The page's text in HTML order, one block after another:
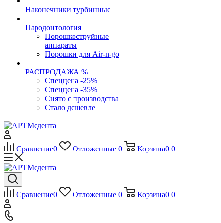
Наконечники турбинные
Пародонтология
Порошкоструйные
аппараты
Порошки для Air-n-go
РАСПРОДАЖА %
Спеццена -25%
Спеццена -35%
Снято с производства
Стало дешевле
Сравнение0 Отложенные 0 Корзина0 0
Сравнение0 Отложенные 0 Корзина0 0